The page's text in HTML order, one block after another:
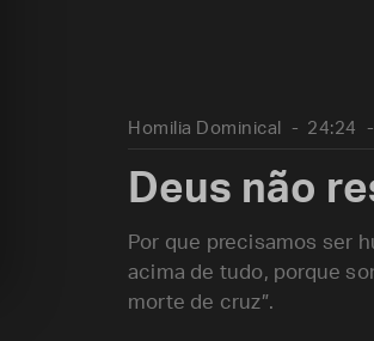
Homilia Dominical 24:24
Deus não
Por que precisamos ser
acima de tudo, porque
morte de cruz”.